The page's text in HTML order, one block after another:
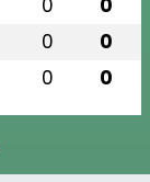
0 0
0 0